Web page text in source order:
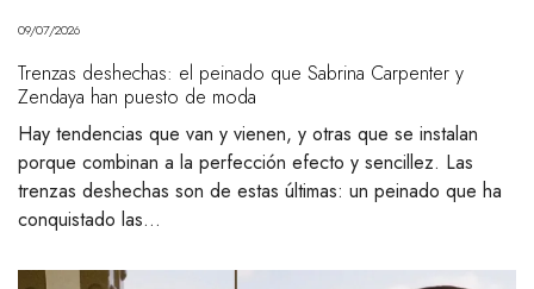
09/07/2026
Trenzas deshechas: el peinado que Sabrina Carpenter y
Zendaya han puesto de moda
Hay tendencias que van y vienen, y otras que se instalan
porque combinan a la perfección efecto y sencillez. Las
trenzas deshechas son de estas últimas: un peinado que ha
conquistado las…